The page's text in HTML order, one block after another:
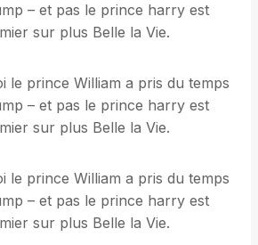
– et pas le prince harry est
sur plus Belle la Vie.
le prince William a pris du temps
– et pas le prince harry est
sur plus Belle la Vie.
le prince William a pris du temps
– et pas le prince harry est
sur plus Belle la Vie.